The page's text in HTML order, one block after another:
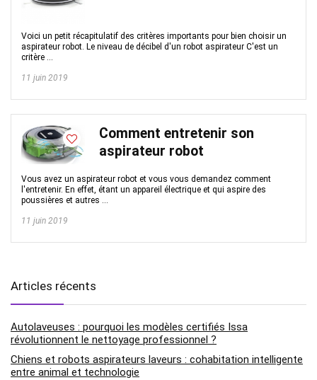
Voici un petit récapitulatif des critères importants pour bien choisir un
aspirateur robot. Le niveau de décibel d'un robot aspirateur C'est un
critère ...
11 juin 2019
Comment entretenir son
aspirateur robot
Vous avez un aspirateur robot et vous vous demandez comment
l'entretenir. En effet, étant un appareil électrique et qui aspire des
poussières et autres ...
11 juin 2019
Articles récents
Autolaveuses : pourquoi les modèles certifiés Issa
révolutionnent le nettoyage professionnel ?
Chiens et robots aspirateurs laveurs : cohabitation intelligente
entre animal et technologie